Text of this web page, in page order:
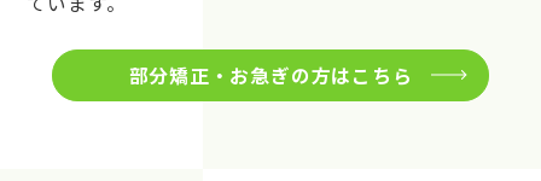
部分矯正・お急ぎの方はこちら